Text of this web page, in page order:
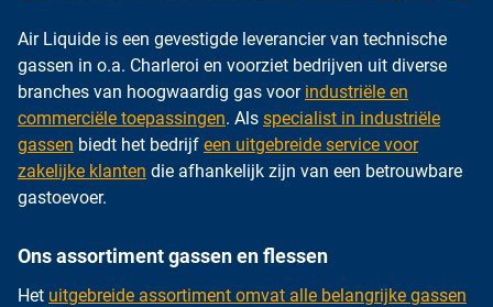
Air Liquide is een gevestigde leverancier van technische
gassen in o.a. Charleroi en voorziet bedrijven uit diverse
branches van hoogwaardig gas voor industriële en
commerciële toepassingen. Als specialist in industriële
gassen biedt het bedrijf een uitgebreide service voor
zakelijke klanten die afhankelijk zijn van een betrouwbare
gastoevoer.
Ons assortiment gassen en flessen
Het uitgebreide assortiment omvat alle belangrijke gassen